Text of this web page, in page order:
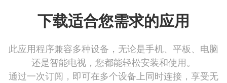
下载适合您需求的应用
此应用程序兼容多种设备，无论是手机、平板、电脑
还是智能电视，您都能轻松安装和使用。
通过一次订阅，即可在多个设备上同时连接，享受无